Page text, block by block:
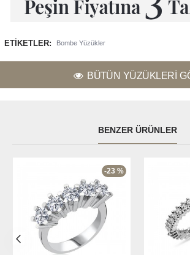
ETIKETLER: Bombe Yüzükler
BÜTÜN YÜZÜKLERI
BENZER ÜRÜNLER
-23 %